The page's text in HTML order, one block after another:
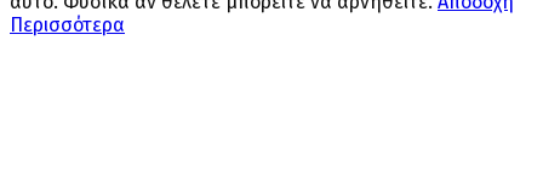
Περισσότερα